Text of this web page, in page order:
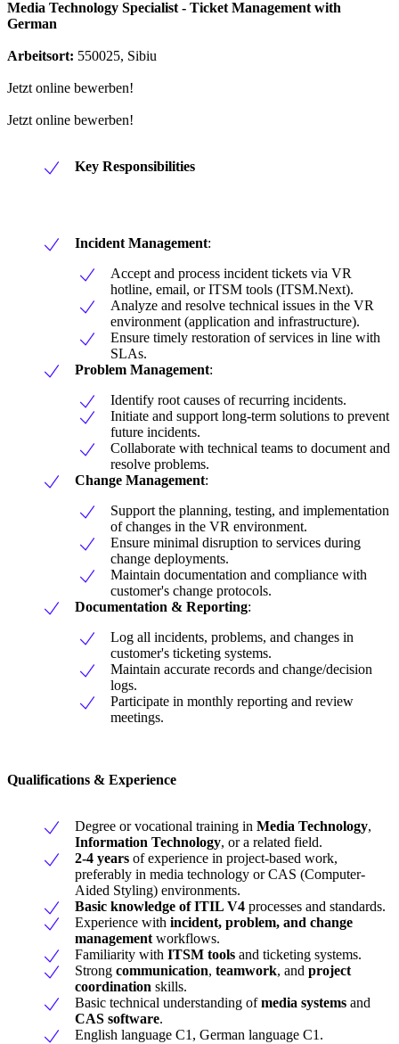
Media Technology Specialist - Ticket Management with
German
Arbeitsort: 550025, Sibiu
Jetzt online bewerben!
Jetzt online bewerben!
Key Responsibilities
Incident Management:
Accept and process incident tickets via VR
hotline, email, or ITSM tools (ITSM.Next).
Analyze and resolve technical issues in the VR
environment (application and infrastructure).
Ensure timely restoration of services in line with
SLAs.
Problem Management:
Identify root causes of recurring incidents.
Initiate and support long-term solutions to prevent
future incidents.
Collaborate with technical teams to document and
resolve problems.
Change Management:
Support the planning, testing, and implementation
of changes in the VR environment.
Ensure minimal disruption to services during
change deployments.
Maintain documentation and compliance with
customer's change protocols.
Documentation & Reporting:
Log all incidents, problems, and changes in
customer's ticketing systems.
Maintain accurate records and change/decision
logs.
Participate in monthly reporting and review
meetings.
Qualifications & Experience
Degree or vocational training in Media Technology,
Information Technology, or a related field.
2-4 years of experience in project-based work,
preferably in media technology or CAS (Computer-
Aided Styling) environments.
Basic knowledge of ITIL V4 processes and standards.
Experience with incident, problem, and change
management workflows.
Familiarity with ITSM tools and ticketing systems.
Strong communication, teamwork, and project
coordination skills.
Basic technical understanding ofmedia systems and
CAS software.
English language C1, German language C1.